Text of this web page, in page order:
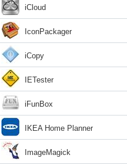
iCloud
IconPackager
iCopy
IETester
iFunBox
IKEA Home Planner
ImageMagick